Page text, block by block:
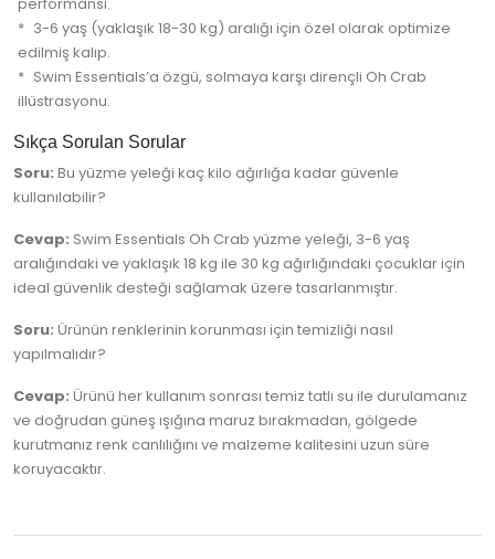
performansı.
3-6 yaş (yaklaşık 18-30 kg) aralığı için özel olarak optimize
edilmiş kalıp.
Swim Essentials’a özgü, solmaya karşı dirençli Oh Crab
illüstrasyonu.
Sıkça Sorulan Sorular
Soru: Bu yüzme yeleği kaç kilo ağırlığa kadar güvenle
kullanılabilir?
Cevap: Swim Essentials Oh Crab yüzme yeleği, 3-6 yaş
aralığındaki ve yaklaşık 18 kg ile 30 kg ağırlığındaki çocuklar için
ideal güvenlik desteği sağlamak üzere tasarlanmıştır.
Soru: Ürünün renklerinin korunması için temizliği nasıl
yapılmalıdır?
Cevap: Ürünü her kullanım sonrası temiz tatlı su ile durulamanız
ve doğrudan güneş ışığına maruz bırakmadan, gölgede
kurutmanız renk canlılığını ve malzeme kalitesini uzun süre
koruyacaktır.